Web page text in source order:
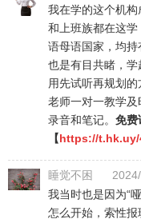
我在学的这个机
和上班族都在这
语母语国家，均
也是有目共睹，
用先试听再规划
老师一对一教学
录音和笔记。 免费
【https://t.hk.uy/
睡觉不困
我当时也是因为“
怎么开始，索性